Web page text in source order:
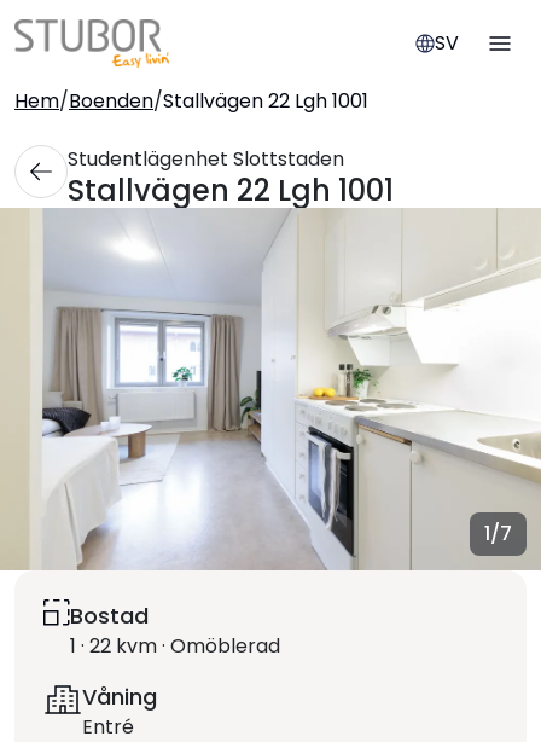
SV
Hem/Boenden/Stallvägen 22 Lgh 1001
Studentlägenhet Slottstaden
Stallvägen 22 Lgh 1001
1/7
Bostad
1 · 22 kvm · Omöblerad
Våning
Entré